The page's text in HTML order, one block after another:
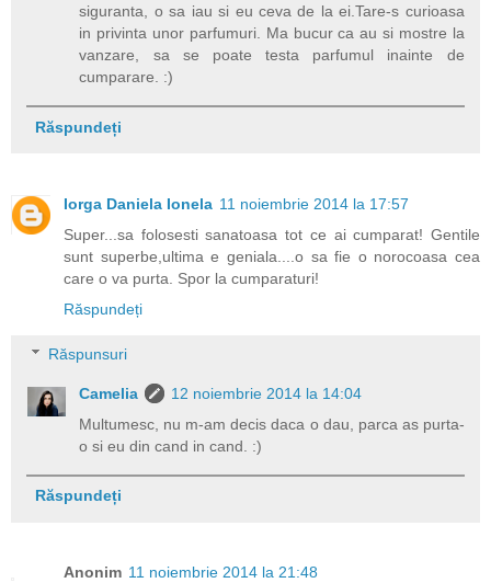
siguranta, o sa iau si eu ceva de la ei.Tare-s curioasa
in privinta unor parfumuri. Ma bucur ca au si mostre la
vanzare, sa se poate testa parfumul inainte de
cumparare. :)
Răspundeți
Iorga Daniela Ionela 11 noiembrie 2014 la 17:57
Super...sa folosesti sanatoasa tot ce ai cumparat! Gentile
sunt superbe,ultima e geniala....o sa fie o norocoasa cea
care o va purta. Spor la cumparaturi!
Răspundeți
Răspunsuri
Camelia
12 noiembrie 2014 la 14:04
Multumesc, nu m-am decis daca o dau, parca as purta-
o si eu din cand in cand. :)
Răspundeți
Anonim 11 noiembrie 2014 la 21:48